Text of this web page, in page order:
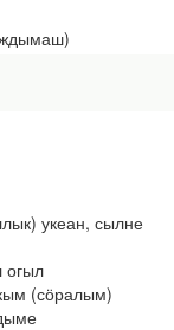
укеан, сылне
огыл
(сӧралым)